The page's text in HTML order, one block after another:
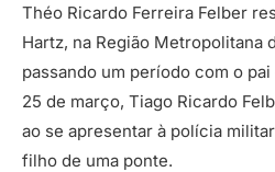
Théo Ricardo Ferreira Felber
Hartz, na Região Metropolitana
passando um período com o
25 de março, Tiago Ricardo
ao se apresentar à polícia
filho de uma ponte.